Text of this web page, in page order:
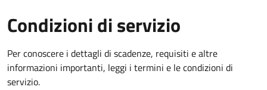
Condizioni di servizio
Per conoscere i dettagli di scadenze, requisiti e altre
informazioni importanti, leggi i termini e le condizioni di
servizio.